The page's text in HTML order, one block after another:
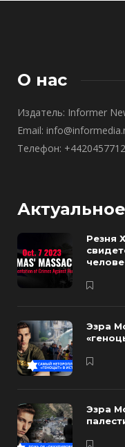
О нас
Издатель: Informer
Email:
Телефон:
Актуальное
Резня
Эзра
Эзра